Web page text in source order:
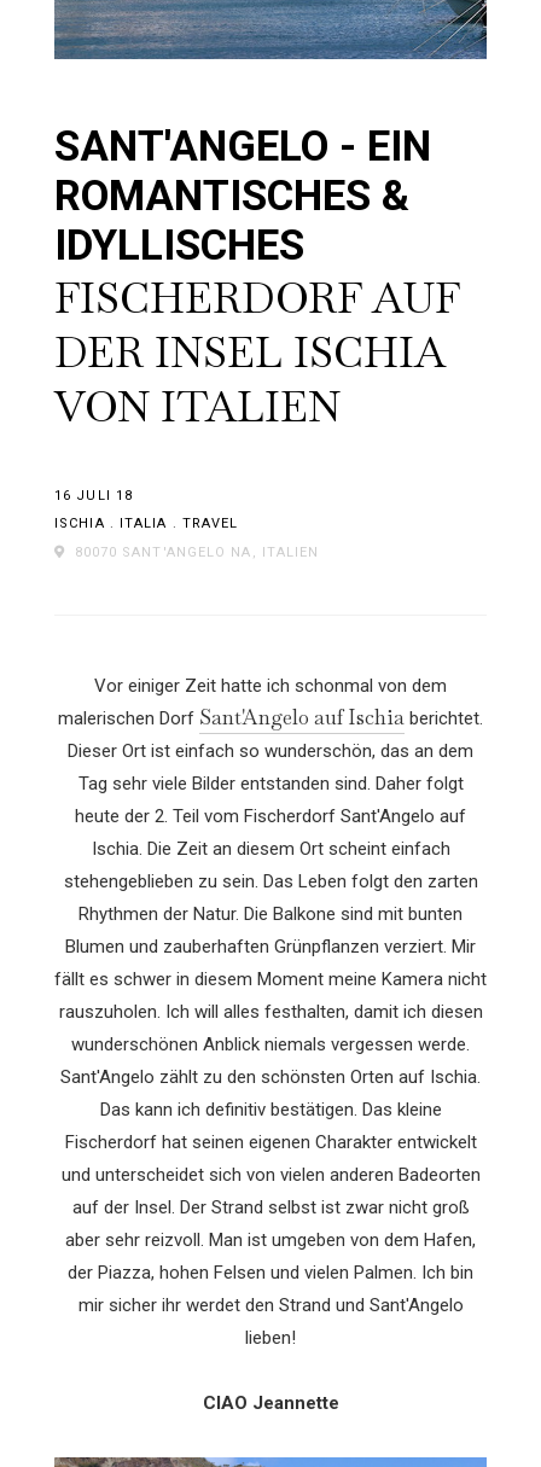
SANT'ANGELO - EIN
ROMANTISCHES &
IDYLLISCHES
FISCHERDORF AUF
DER INSEL ISCHIA
VON ITALIEN
16 JULI 18
ISCHIA . ITALIA . TRAVEL
80070 SANT'ANGELO NA, ITALIEN
Vor einiger Zeit hatte ich schonmal von dem
malerischen Dorf Sant'Angelo auf Ischia berichtet.
Dieser Ort ist einfach so wunderschön, das an dem
Tag sehr viele Bilder entstanden sind. Daher folgt
heute der 2. Teil vom Fischerdorf Sant'Angelo auf
Ischia. Die Zeit an diesem Ort scheint einfach
stehengeblieben zu sein. Das Leben folgt den zarten
Rhythmen der Natur. Die Balkone sind mit bunten
Blumen und zauberhaften Grünpflanzen verziert. Mir
fällt es schwer in diesem Moment meine Kamera nicht
rauszuholen. Ich will alles festhalten, damit ich diesen
wunderschönen Anblick niemals vergessen werde.
Sant'Angelo zählt zu den schönsten Orten auf Ischia.
Das kann ich definitiv bestätigen. Das kleine
Fischerdorf hat seinen eigenen Charakter entwickelt
und unterscheidet sich von vielen anderen Badeorten
auf der Insel. Der Strand selbst ist zwar nicht groß
aber sehr reizvoll. Man ist umgeben von dem Hafen,
der Piazza, hohen Felsen und vielen Palmen. Ich bin
mir sicher ihr werdet den Strand und Sant'Angelo
lieben!
CIAO Jeannette